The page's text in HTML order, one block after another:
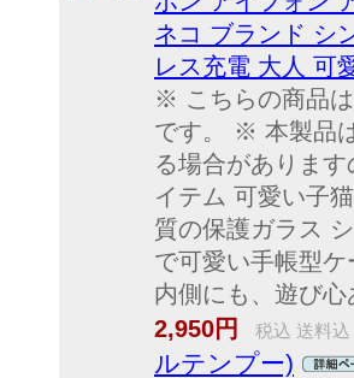
ネコ ブランド シ
レス充電 大人 可
※ こちらの商品
です。 ※ 本製品
る場合がありま
イテム 可愛い子
質の保護ガラス
で可愛い手帳型
内側にも、遊び
2,950円
税込 送料
ルテンプー)